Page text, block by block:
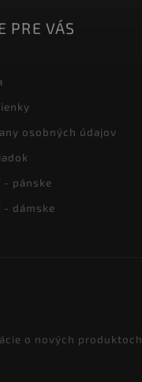
PRE VÁS
osobných údajov
- pánske
- dámske
o nových produktoch